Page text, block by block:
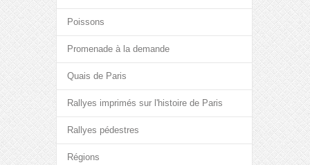
Poissons
Promenade à la demande
Quais de Paris
Rallyes imprimés sur l'histoire de Paris
Rallyes pédestres
Régions